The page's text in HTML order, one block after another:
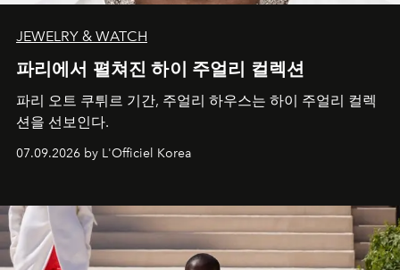
JEWELRY & WATCH
파리에서 펼쳐진 하이 주얼리 컬렉션
파리 오트 쿠튀르 기간, 주얼리 하우스는 하이 주얼리 컬렉
션을 선보인다.
07.09.2026 by L'Officiel Korea